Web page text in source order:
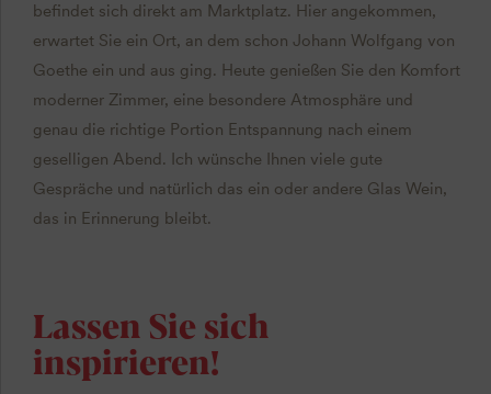
befindet sich direkt am Marktplatz. Hier angekommen,
erwartet Sie ein Ort, an dem schon Johann Wolfgang von
Goethe ein und aus ging. Heute genießen Sie den Komfort
moderner Zimmer, eine besondere Atmosphäre und
genau die richtige Portion Entspannung nach einem
geselligen Abend. Ich wünsche Ihnen viele gute
Gespräche und natürlich das ein oder andere Glas Wein,
das in Erinnerung bleibt.
Lassen Sie sich
inspirieren!